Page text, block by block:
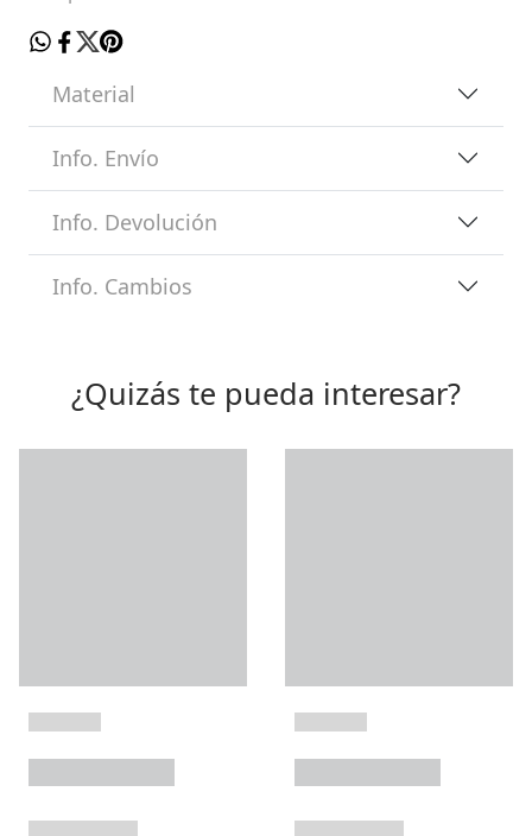
Material
Info. Envío
Info. Devolución
Info. Cambios
¿Quizás te pueda interesar?